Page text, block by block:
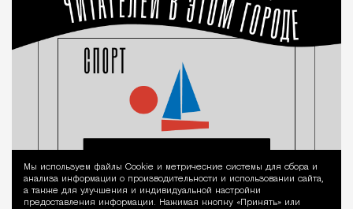
Уведомление
Мы используем файлы Сookie и метрические системы для сбора и
анализа информации о производительности и использовании сайта,
а также для улучшения и индивидуальной настройки
предоставления информации. Нажимая кнопку «Принять» или